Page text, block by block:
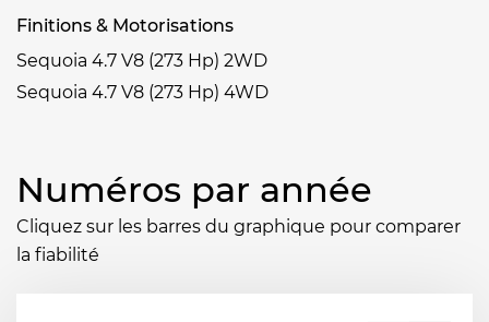
Finitions & Motorisations
Sequoia 4.7 V8 (273 Hp) 2WD
Sequoia 4.7 V8 (273 Hp) 4WD
Numéros par année
Cliquez sur les barres du graphique pour comparer
la fiabilité